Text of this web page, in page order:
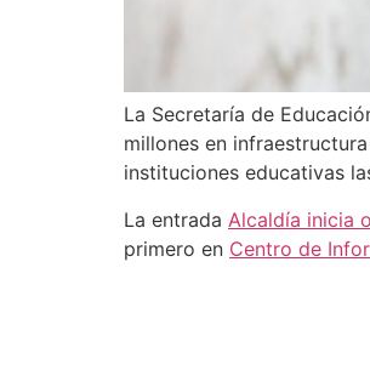
La Secretaría de
millones en
instituciones educativas
La entrada Alcaldía inicia
primero en Centro de